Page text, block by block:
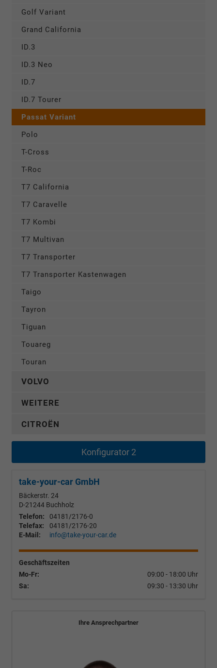
Golf Variant
Grand California
ID.3
ID.3 Neo
ID.7
ID.7 Tourer
Passat Variant
Polo
T-Cross
T-Roc
T7 California
T7 Caravelle
T7 Kombi
T7 Multivan
T7 Transporter
T7 Transporter Kastenwagen
Taigo
Tayron
Tiguan
Touareg
Touran
VOLVO
WEITERE
CITROËN
Konfigurator 2
take-your-car GmbH
Bäckerstr. 24
D-21244 Buchholz
Telefon:
04181/2176-0
Telefax:
04181/2176-20
E-Mail:
info@take-your-car.de
Geschäftszeiten
Mo-Fr:
09:00 - 18:00 Uhr
Sa:
09:30 - 13:30 Uhr
Ihre Ansprechpartner